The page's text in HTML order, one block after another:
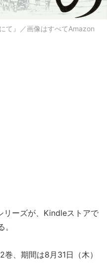
て』／画像はすべてAmazon
リーズが、Kindleストアで
、期間は8月31日（木）